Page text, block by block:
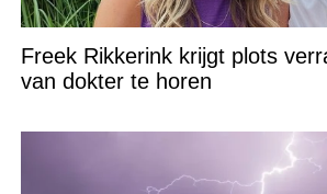
Freek Rikkerink krijgt plots
van dokter te horen